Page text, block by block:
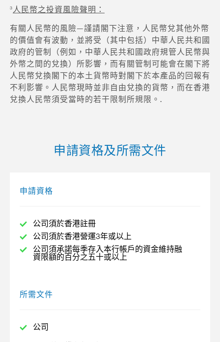
3 人民幣之投資風險聲明：
有關人民幣的風險—謹請閣下注意，人民幣兌其他外幣
的價值會有波動，並將受（其中包括）中華人民共和國
政府的管制（例如，中華人民共和國政府規管人民幣與
外幣之間的兌換）所影響，而有關管制可能會在閣下將
人民幣兌換閣下的本土貨幣時對閣下於本產品的回報有
不利影響。人民幣現時並非自由兌換的貨幣，而在香港
兌換人民幣須受當時的若干限制所規限。.
申請資格及所需文件
申請資格
公司須於香港註冊
公司須於香港營運3年或以上
公司須承諾每季存入本行帳戶的資金維持融
資限額的百分之五十或以上
所需文件
公司